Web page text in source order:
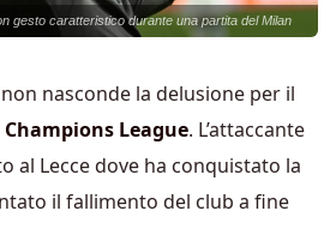
gesto caratteristico durante una partita del Milan
nasconde la delusione per il
League. L’attaccante
al Lecce dove ha conquistato la
il fallimento del club a fine